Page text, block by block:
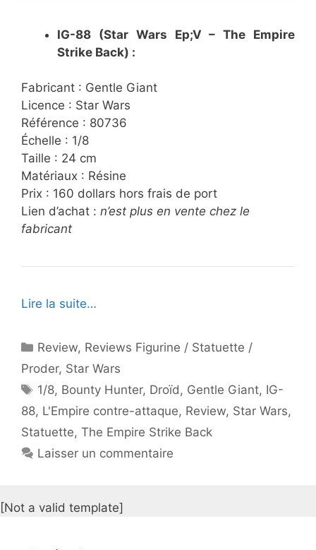
IG-88 (Star Wars Ep;V – The Empire
Strike Back) :
Fabricant : Gentle Giant
Licence : Star Wars
Référence : 80736
Échelle : 1/8
Taille : 24 cm
Matériaux : Résine
Prix : 160 dollars hors frais de port
Lien d’achat : n’est plus en vente chez le
fabricant
Lire la suite…
Catégories
Review, Reviews Figurine / Statuette /
Proder, Star Wars
Étiquettes
1/8, Bounty Hunter, Droïd, Gentle Giant, IG-
88, L'Empire contre-attaque, Review, Star Wars,
Statuette, The Empire Strike Back
Laisser un commentaire
[Not a valid template]